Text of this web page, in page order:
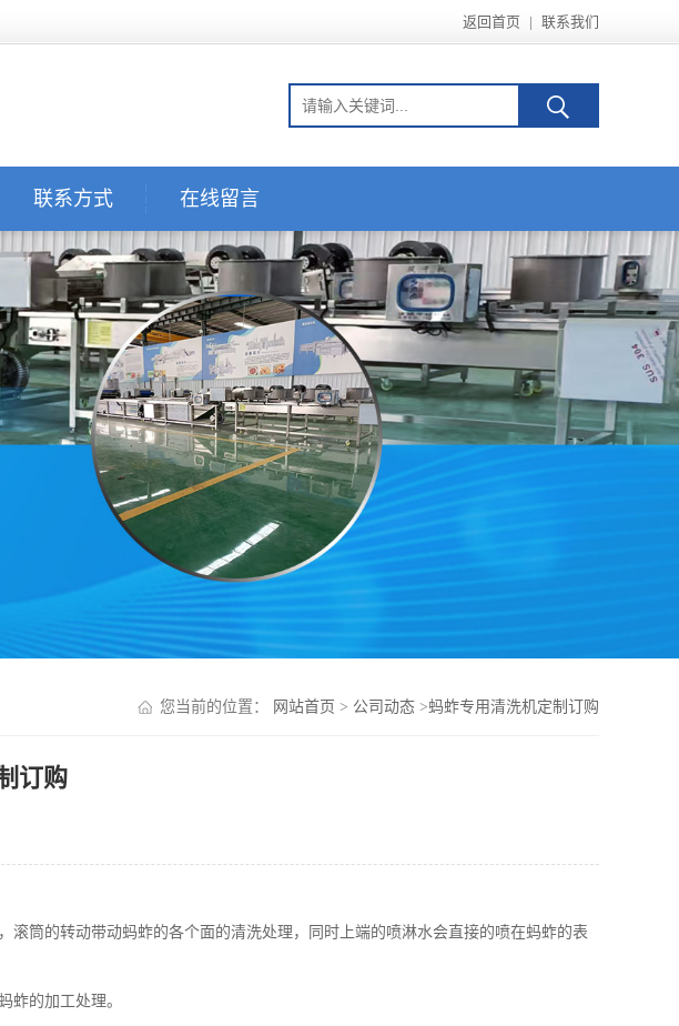
返回首页 | 联系我们
联系方式 在线留言
您当前的位置： 网站首页 > 公司动态 >蚂蚱专用清洗机定制订购
订购
筒的转动带动蚂蚱的各个面的清洗处理，同时上端的喷淋水会直接的喷在蚂蚱的表
蚱的加工处理。